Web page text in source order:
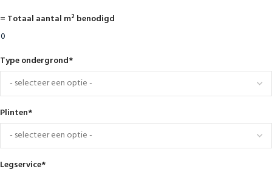
= Totaal aantal m² benodigd
Type ondergrond*
Plinten*
Legservice*